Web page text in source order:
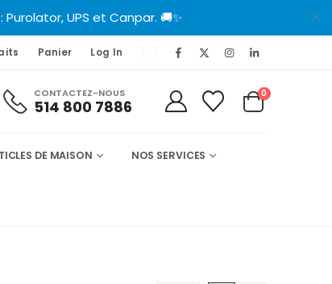
UPS et Canpar. 🚚✨
Panier Log In
CONTACTEZ-NOUS
514 800 7886
0
DE MAISON NOS SERVICES